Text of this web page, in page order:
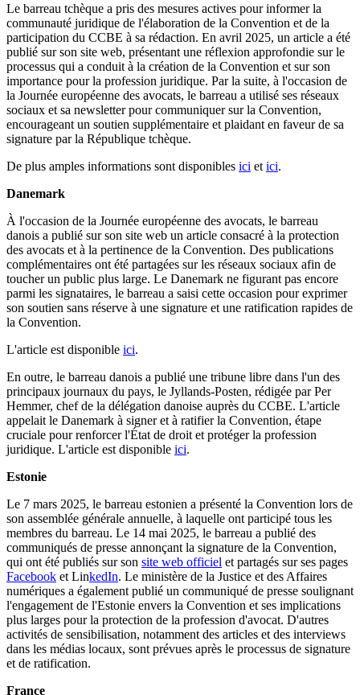
Le barreau tchèque a pris des mesures actives pour informer la
communauté juridique de l'élaboration de la Convention et de la
participation du CCBE à sa rédaction. En avril 2025, un article a été
publié sur son site web, présentant une réflexion approfondie sur le
processus qui a conduit à la création de la Convention et sur son
importance pour la profession juridique. Par la suite, à l'occasion de
la Journée européenne des avocats, le barreau a utilisé ses réseaux
sociaux et sa newsletter pour communiquer sur la Convention,
encourageant un soutien supplémentaire et plaidant en faveur de sa
signature par la République tchèque.
De plus amples informations sont disponibles ici et ici.
Danemark
À l'occasion de la Journée européenne des avocats, le barreau
danois a publié sur son site web un article consacré à la protection
des avocats et à la pertinence de la Convention. Des publications
complémentaires ont été partagées sur les réseaux sociaux afin de
toucher un public plus large. Le Danemark ne figurant pas encore
parmi les signataires, le barreau a saisi cette occasion pour exprimer
son soutien sans réserve à une signature et une ratification rapides de
la Convention.
L'article est disponible ici.
En outre, le barreau danois a publié une tribune libre dans l'un des
principaux journaux du pays, le Jyllands-Posten, rédigée par Per
Hemmer, chef de la délégation danoise auprès du CCBE. L'article
appelait le Danemark à signer et à ratifier la Convention, étape
cruciale pour renforcer l'État de droit et protéger la profession
juridique. L'article est disponible ici.
Estonie
Le 7 mars 2025, le barreau estonien a présenté la Convention lors de
son assemblée générale annuelle, à laquelle ont participé tous les
membres du barreau. Le 14 mai 2025, le barreau a publié des
communiqués de presse annonçant la signature de la Convention,
qui ont été publiés sur son site web officiel et partagés sur ses pages
Facebook et LinkedIn. Le ministère de la Justice et des Affaires
numériques a également publié un communiqué de presse soulignant
l'engagement de l'Estonie envers la Convention et ses implications
plus larges pour la protection de la profession d'avocat. D'autres
activités de sensibilisation, notamment des articles et des interviews
dans les médias locaux, sont prévues après le processus de signature
et de ratification.
France